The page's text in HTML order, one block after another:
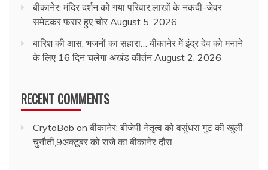
बीकानेर: मंदिर दर्शन को गया परिवार,लाखों के नकदी-जेवर
समेटकर फरार हुए चोर August 5, 2026
बारिश की आस, भजनों का सहारा… बीकानेर में इंद्र देव को मनाने
के लिए 16 दिन चलेगा अखंड कीर्तन August 2, 2026
RECENT COMMENTS
CrytoBob onबीकानेर: बीजेपी नेतृत्व को वसुंधरा गुट की खुली
चुनौती,9अक्टूबर को राजे का बीकानेर दौरा